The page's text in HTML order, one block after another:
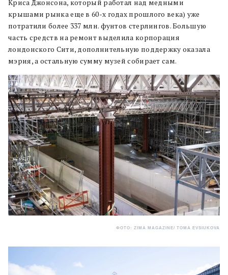
Криса Джонсона, который работал над медными
крышами рынка еще в 60-х годах прошлого века) уже
потратили более 337 млн. фунтов стерлингов. Большую
часть средств на ремонт выделила корпорация
лондонского Сити, дополнительную поддержку оказала
мэрия, а остальную сумму музей собирает сам.
ФОТО: ZIMA MAGAZINE/ TOMA EVSIUKOVA